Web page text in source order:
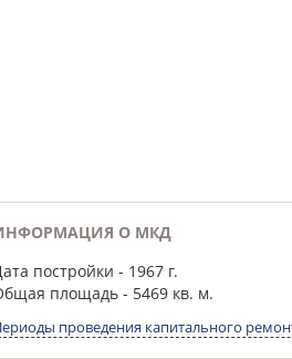
О МКД
постройки - 1967 г.
площадь- 5469 кв. м.
проведения капитального